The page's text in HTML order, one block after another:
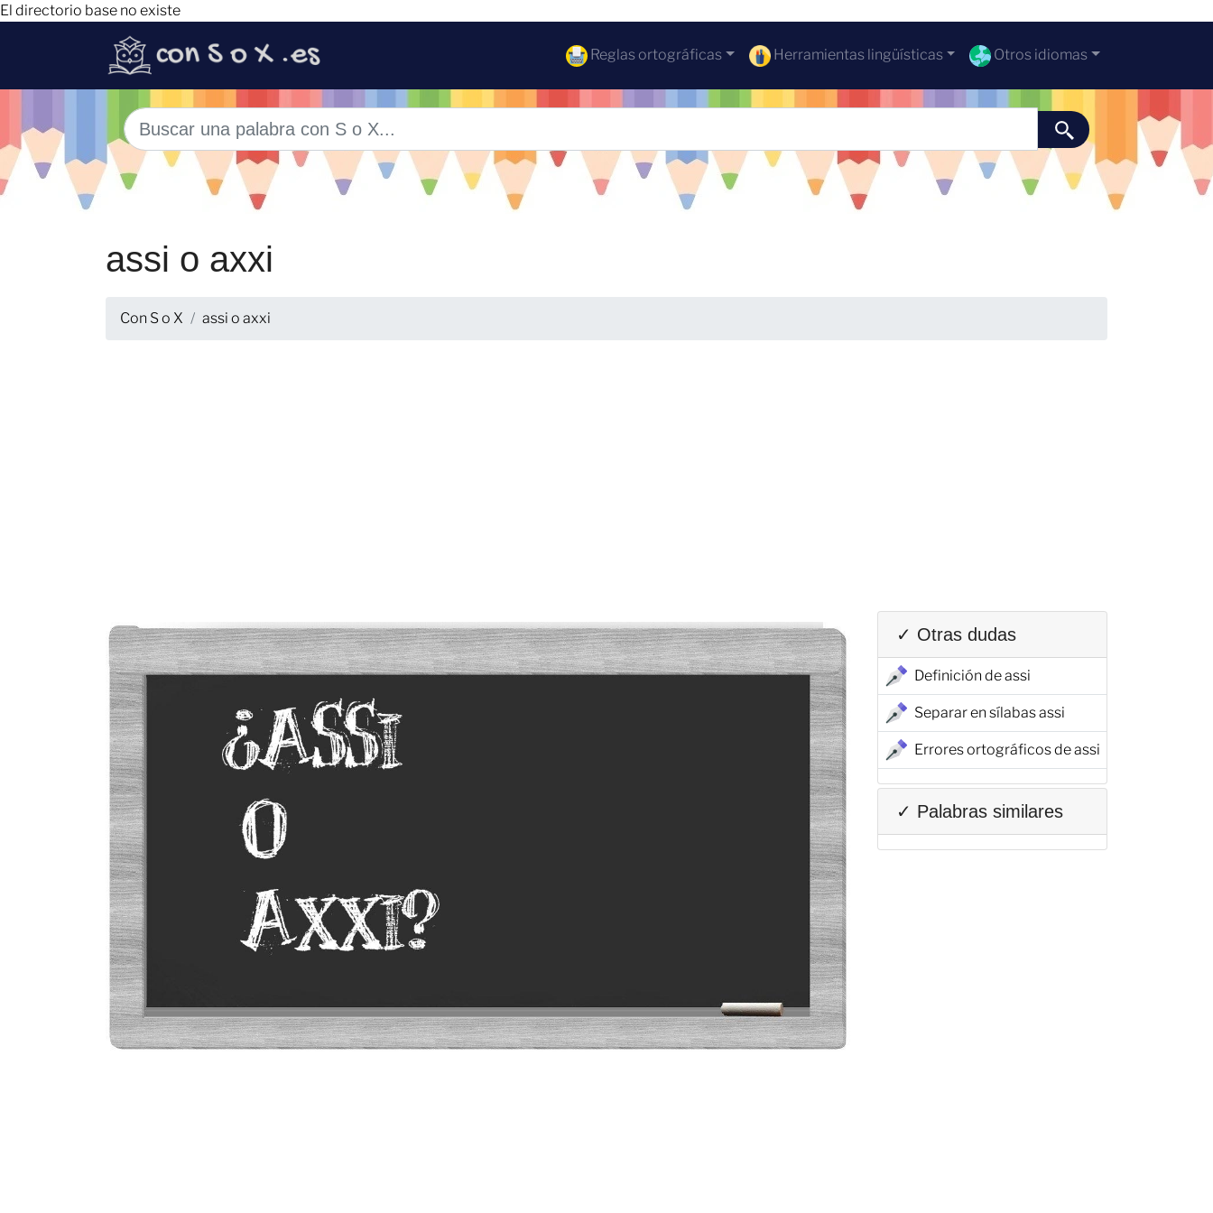
El directorio base no existe
Reglas ortográficas Herramientas lingüísticas Otros idiomas
assi o axxi
Con S o X assi o axxi
✓ Otras dudas
Definición de assi
Separar en sílabas assi
Errores ortográficos de assi
✓ Palabras similares